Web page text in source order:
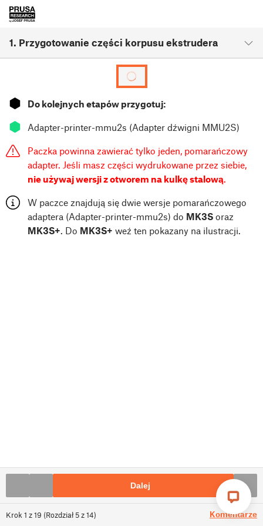
1. Przygotowanie części korpusu ekstrudera
Krok 1 z19 (Rozdział 5z14) Komentarze
⬢ Do kolejnych etapów przygotuj:
⬢ Adapter-printer-mmu2s (Adapter dźwigni MMU2S)
Paczka powinna zawierać tylko jeden, pomarańczowy
adapter. Jeśli masz części wydrukowane przez siebie,
nie używaj wersji z otworem na kulkę stalową.
W paczce znajdują się dwie wersje pomarańczowego
adaptera (Adapter-printer-mmu2s) do MK3S oraz
MK3S+. Do MK3S+ weź ten pokazany na ilustracji.
Dalej